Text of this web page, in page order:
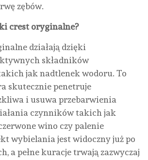
zębów.
crest oryginalne?
działają dzięki
składników
jak nadtlenek wodoru. To
skutecznie penetruje
i usuwa przebarwienia
czynników takich jak
wino czy palenie
wybielania jest widoczny już po
a pełne kuracje trwają zazwyczaj